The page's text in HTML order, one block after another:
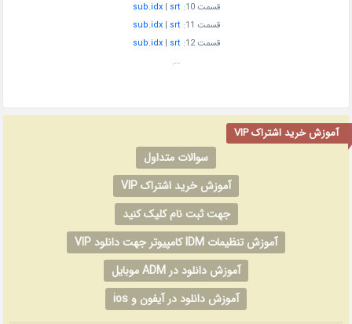
قسمت 10:
sub.idx| srt
قسمت 11:
sub.idx| srt
قسمت 12:
sub.idx| srt
….
آموزش خرید اشتراک VIP
سوالات متداول
آموزش خرید اشتراک VIP
جهت ثبت نام کلیک کنید
آموزش تنظیمات IDM کامپیوتر جهت دانلود VIP
آموزش دانلود در ADM موبایل
آموزش دانلود در آیفون و ios